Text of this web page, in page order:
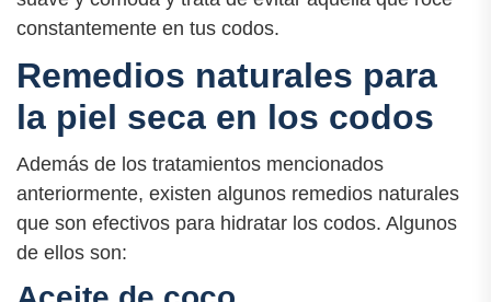
constantemente en tus codos.
Remedios naturales para
la piel seca en los codos
Además de los tratamientos mencionados
anteriormente, existen algunos remedios naturales
que son efectivos para hidratar los codos. Algunos
de ellos son: